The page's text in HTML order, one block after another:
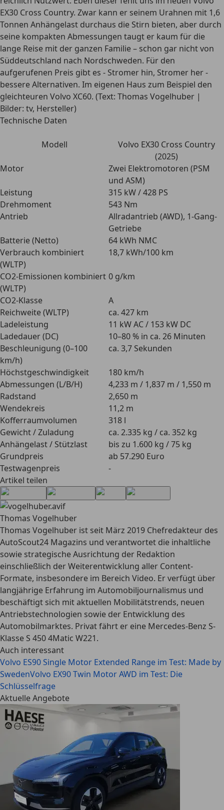
EX30 Cross Country. Zwar kann er seinem Urahnen mit 1,6
Tonnen Anhängelast durchaus die Stirn bieten, aber durch
seine kompakten Abmessungen taugt er kaum für die
lange Reise mit der ganzen Familie – schon gar nicht von
Süddeutschland nach Nordschweden. Für den
aufgerufenen Preis gibt es - Stromer hin, Stromer her -
bessere Alternativen. Im eigenen Haus zum Beispiel den
gleichteuren Volvo XC60. (Text: Thomas Vogelhuber |
Bilder: tv, Hersteller)
Technische Daten
Modell
Volvo EX30 Cross Country
(2025)
Motor
Zwei Elektromotoren (PSM
und ASM)
Leistung
315 kW / 428 PS
Drehmoment
543 Nm
Antrieb
Allradantrieb (AWD), 1-Gang-
Getriebe
Batterie (Netto)
64 kWh NMC
Verbrauch kombiniert
(WLTP)
18,7 kWh/100 km
CO2-Emissionen kombiniert
(WLTP)
0 g/km
CO2-Klasse
A
Reichweite (WLTP)
ca. 427 km
Ladeleistung
11 kW AC / 153 kW DC
Ladedauer (DC)
10–80 % in ca. 26 Minuten
Beschleunigung (0–100
km/h)
ca. 3,7 Sekunden
Höchstgeschwindigkeit
180 km/h
Abmessungen (L/B/H)
4,233 m / 1,837 m / 1,550 m
Radstand
2,650 m
Wendekreis
11,2 m
Kofferraumvolumen
318 l
Gewicht / Zuladung
ca. 2.335 kg / ca. 352 kg
Anhängelast / Stützlast
bis zu 1.600 kg / 75 kg
Grundpreis
ab 57.290 Euro
Testwagenpreis
-
Artikel teilen
Thomas Vogelhuber
Thomas Vogelhuber ist seit März 2019 Chefredakteur des
AutoScout24 Magazins und verantwortet die inhaltliche
sowie strategische Ausrichtung der Redaktion
einschließlich der Weiterentwicklung aller Content-
Formate, insbesondere im Bereich Video. Er verfügt über
langjährige Erfahrung im Automobiljournalismus und
beschäftigt sich mit aktuellen Mobilitätstrends, neuen
Antriebstechnologien sowie der Entwicklung des
Automobilmarktes. Privat fährt er eine Mercedes-Benz S-
Klasse S 450 4Matic W221.
Auch interessant
Volvo ES90 Single Motor Extended Range im Test: Made by
SwedenVolvo EX90 Twin Motor AWD im Test: Die
Schlüsselfrage
Aktuelle Angebote